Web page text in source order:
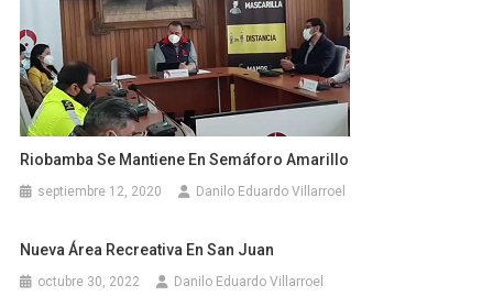
Riobamba Se Mantiene En Semáforo Amarillo
septiembre 12, 2020 Danilo Eduardo Villarroel
Nueva Área Recreativa En San Juan
octubre 30, 2022 Danilo Eduardo Villarroel